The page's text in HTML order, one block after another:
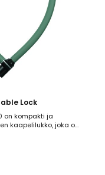
Lock
on kompakti ja
kaapelilukko, joka on
lasten polkupyörille
alueilla, joilla